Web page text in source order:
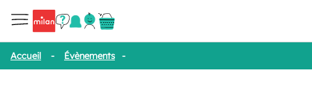
Accueil - Évènements -